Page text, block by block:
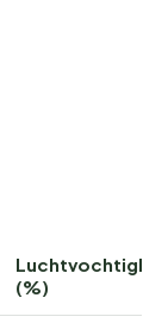
(%)